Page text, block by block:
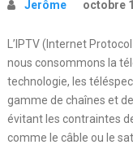
Jerôme octobre
L’IPTV (Internet
nous consommons la
technologie, les
gamme de chaînes et
évitant les contraintes
comme le câble ou le